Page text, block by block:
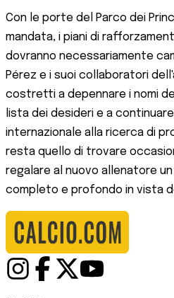
Con le porte del Parco dei
mandata, i piani di
dovranno necessariamente
Pérez e i suoi collaboratori
costretti a depennare i nomi
lista dei desideri e a
internazionale alla ricerca di
resta quello di trovare
regalare al nuovo allenatore
completo e profondo in vista